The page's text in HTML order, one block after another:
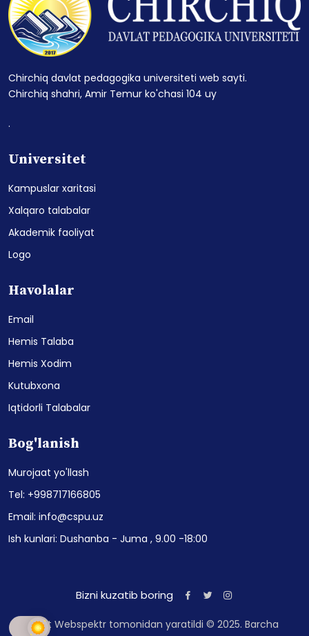
Chirchiq davlat pedagogika universiteti web sayti.
Chirchiq shahri, Amir Temur ko'chasi 104 uy
.
Universitet
Kampuslar xaritasi
Xalqaro talabalar
Akademik faoliyat
Logo
Havolalar
Email
Hemis Talaba
Hemis Xodim
Kutubxona
Iqtidorli Talabalar
Bog'lanish
Murojaat yo'llash
Tel: +998717166805
Email: info@cspu.uz
Ish kunlari: Dushanba - Juma , 9.00 -18:00
Bizni kuzatib boring
Sayt Webspektr tomonidan yaratildi © 2025. Barcha